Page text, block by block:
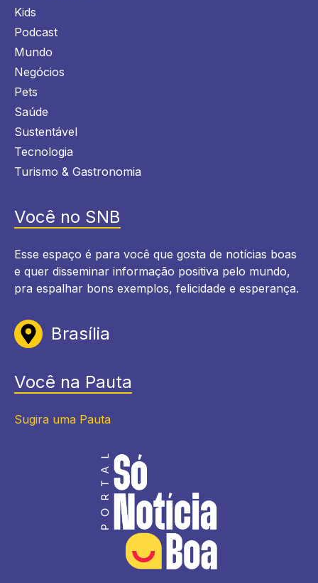
Kids
Podcast
Mundo
Negócios
Pets
Saúde
Sustentável
Tecnologia
Turismo & Gastronomia
Você no SNB
Esse espaço é para você que gosta de notícias boas
e quer disseminar informação positiva pelo mundo,
pra espalhar bons exemplos, felicidade e esperança.
Brasília
Você na Pauta
Sugira uma Pauta